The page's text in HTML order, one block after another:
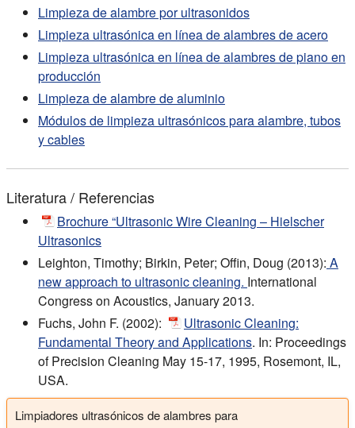
Limpieza de alambre por ultrasonidos
Limpieza ultrasónica en línea de alambres de acero
Limpieza ultrasónica en línea de alambres de piano en
producción
Limpieza de alambre de aluminio
Módulos de limpieza ultrasónicos para alambre, tubos
y cables
Literatura / Referencias
Brochure “Ultrasonic Wire Cleaning – Hielscher
Ultrasonics
Leighton, Timothy; Birkin, Peter; Offin, Doug (2013): A
new approach to ultrasonic cleaning. International
Congress on Acoustics, January 2013.
Fuchs, John F. (2002):
Ultrasonic Cleaning:
Fundamental Theory and Applications. In: Proceedings
of Precision Cleaning May 15-17, 1995, Rosemont, IL,
USA.
Limpiadores ultrasónicos de alambres para